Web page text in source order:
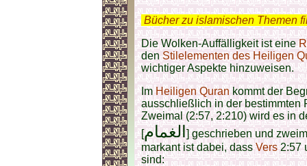
Bücher zu islamischen Themen
Die Wolken-Auffälligkeit ist eine
denStilelementen des Heiligen
wichtiger Aspekte hinzuweisen.
ImHeiligen Qurankommt der
ausschließlich in der bestimmten
Zweimal (2:57, 2:210) wird es in
[الغمام] geschrieben und
markant ist dabei, dassVers2:57
sind: